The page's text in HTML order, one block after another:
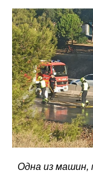
Одна из машин,